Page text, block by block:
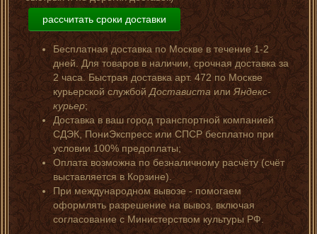
рассчитать сроки доставки
Бесплатная доставка по Москве в течение 1-2
дней. Для товаров в наличии, срочная доставка за
2 часа. Быстрая доставка арт. 472 по Москве
курьерской службой ДоставистаилиЯндекс-
курьер;
Доставка в ваш город транспортной компанией
СДЭК, ПониЭкспресс или СПСР бесплатно при
условии 100% предоплаты;
Оплата возможна по безналичному расчёту (счёт
выставляется в Корзине).
При международном вывозе - помогаем
оформлять разрешение на вывоз, включая
согласование с Министерством культуры РФ.